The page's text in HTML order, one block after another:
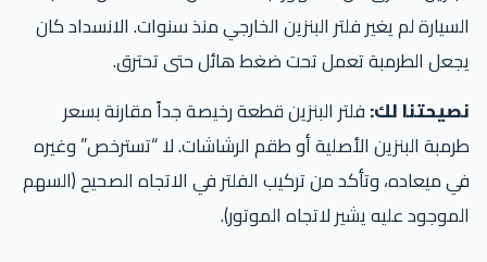
لم يغير فلتر البنزين الخارجي منذ سنوات. الانسداد كان
الطرمبة تعمل تحت ضغط هائل حتى تحترق.
لك:فلتر البنزين قطعة رخيصة جداً مقارنة بسعر
البنزين الأصلية أو طقم الرشاشات. لا “تسترخص” وغيره
ميعاده، وتأكد من تركيب الفلتر في الاتجاه الصحيح (السهم
عليه يشير لاتجاه الموتور).